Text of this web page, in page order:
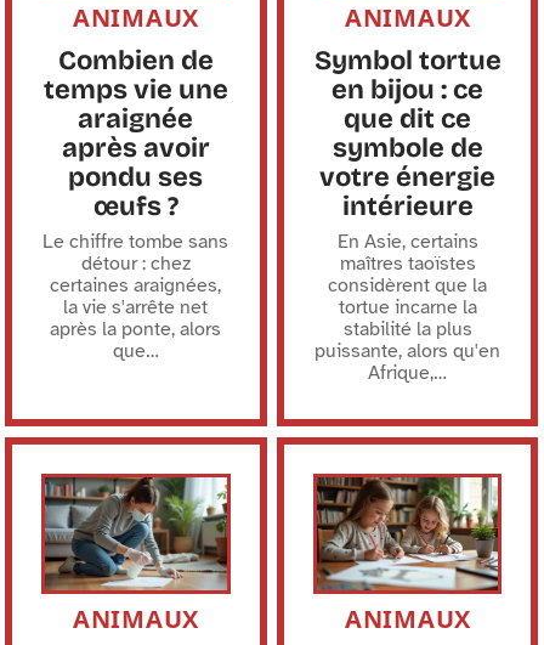
ANIMAUX
Combien de
temps vie une
araignée
après avoir
pondu ses
œufs ?
Le chiffre tombe sans
détour : chez
certaines araignées,
la vie s'arrête net
après la ponte, alors
que…
ANIMAUX
Symbol tortue
en bijou : ce
que dit ce
symbole de
votre énergie
intérieure
En Asie, certains
maîtres taoïstes
considèrent que la
tortue incarne la
stabilité la plus
puissante, alors qu'en
Afrique,…
ANIMAUX ANIMAUX